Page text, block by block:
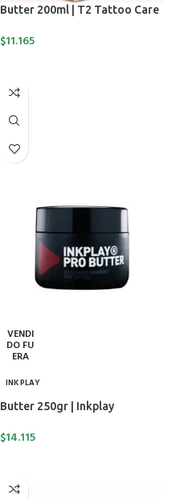
Butter 200ml | T2 Tattoo Care
$11.165
VENDI
DO FU
ERA
INK PLAY
Butter 250gr | Inkplay
$14.115